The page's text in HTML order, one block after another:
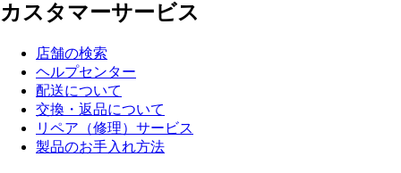
カスタマーサービス
店舗の検索
ヘルプセンター
配送について
交換・返品について
リペア（修理）サービス
製品のお手入れ方法